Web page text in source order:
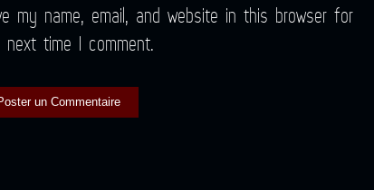
my name, email, and website in this browser for
time I comment.